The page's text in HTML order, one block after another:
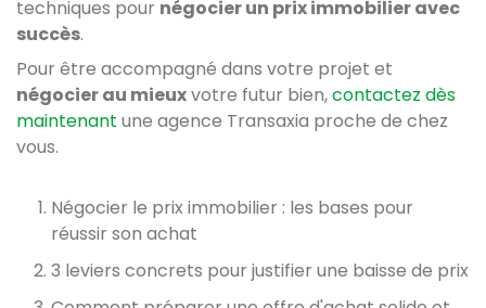
techniques pour négocier un prix immobilier avec
succès.
Pour être accompagné dans votre projet et
négocier au mieuxvotre futur bien,contactez dès
maintenant une agence Transaxia proche de chez
vous.
Négocier le prix immobilier : les bases pour
réussir son achat
3 leviers concrets pour justifier une baisse de prix